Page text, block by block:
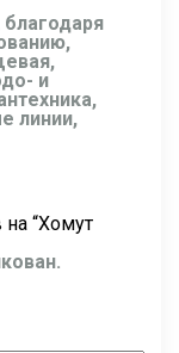
и
линии,
“Хомут